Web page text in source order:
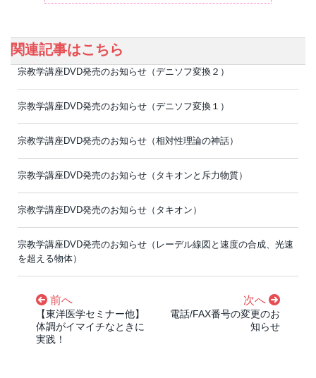
関連記事はこちら
宗教学講座DVD発売のお知らせ（デニソフ変換２）
宗教学講座DVD発売のお知らせ（デニソフ変換１）
宗教学講座DVD発売のお知らせ（相対性理論の神話）
宗教学講座DVD発売のお知らせ（タキオンと斥力物質）
宗教学講座DVD発売のお知らせ（タキオン）
宗教学講座DVD発売のお知らせ（レーデル線図と速度の合成、光速
を超える物体）
前へ
【東洋医学セミナー他】
体調がイマイチなときに
実践！
次へ
電話/FAX番号の変更のお
知らせ